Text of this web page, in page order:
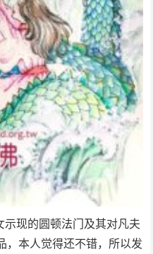
现的圆顿法门及其对凡夫
，本人觉得还不错，所以发